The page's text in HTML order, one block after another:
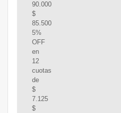
90.000
$
85.500
5%
OFF
en
12
cuotas
de
$
7.125
$